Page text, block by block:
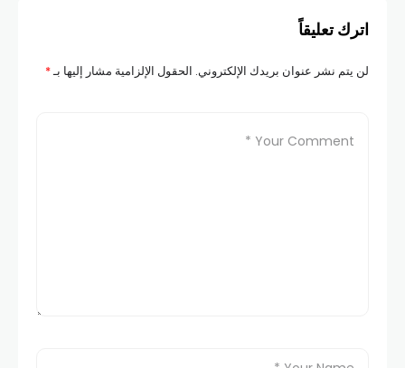
اترك تعليقاً
لن يتم نشر عنوان بريدك الإلكتروني. الحقول الإلزامية مشار إليها بـ*